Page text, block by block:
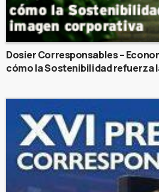
Dosier Corresponsables –
cómo la Sostenibilidad refuerza